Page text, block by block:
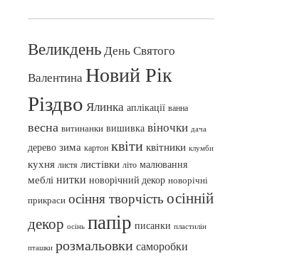
ВеликденьДень Святого
ВалентинаНовий Рік
Різдво Ялинка аплікації ванна
весна витинанки вишивка віночки дача
дерево зима картон квіти квітники клумби
кухня листя листівки літо малювання
меблі нитки новорічний декор новорічні
прикраси осіння творчість осінній
декор осінь папір писанки пластилін
пташки розмальовки саморобки